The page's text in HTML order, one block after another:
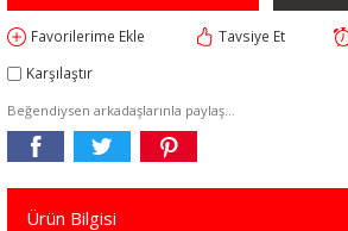
Tavsiye Et
Karşılaştır
Beğendiysen arkadaşlarınla paylaş...
Ürün Bilgisi